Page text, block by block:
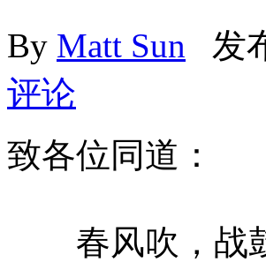
By Matt Sun 发
评论
致各位同道：
春风吹，战